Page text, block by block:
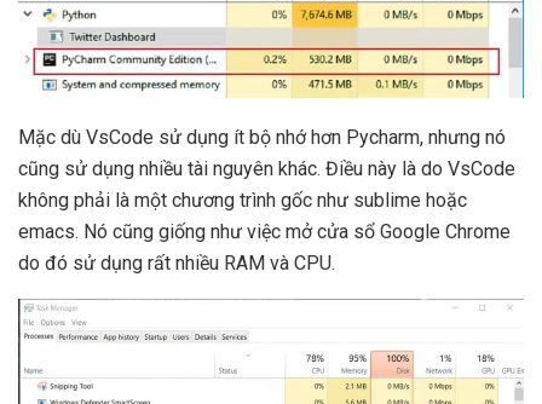
Mặc dù VsCode sử dụng ít bộ nhớ hơn Pycharm, nhưng nó
cũng sử dụng nhiều tài nguyên khác. Điều này là do VsCode
không phải là một chương trình gốc như sublime hoặc
emacs. Nó cũng giống như việc mở cửa sổ Google Chrome
do đó sử dụng rất nhiều RAM và CPU.